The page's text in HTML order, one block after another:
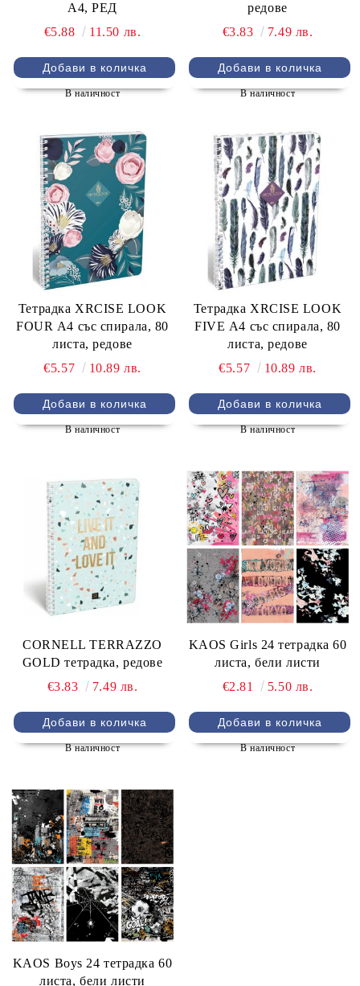
А4, РЕД
€5.88
11.50 лв.
В наличност
редове
€3.83
7.49 лв.
В наличност
Тетрадка XRCISE LOOK
FOUR А4 със спирала, 80
листа, редове
€5.57
10.89 лв.
В наличност
Тетрадка XRCISE LOOK
FIVE А4 със спирала, 80
листа, редове
€5.57
10.89 лв.
В наличност
CORNELL TERRAZZO
GOLD тетрадка, редове
€3.83
7.49 лв.
В наличност
KAOS Girls 24 тетрадка 60
листа, бели листи
€2.81
5.50 лв.
В наличност
KAOS Boys 24 тетрадка 60
листа, бели листи